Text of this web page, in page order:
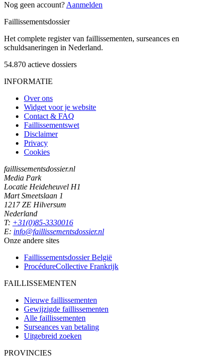
Nog geen account? Aanmelden
Faillissementsdossier
Het complete register van faillissementen, surseances en
schuldsaneringen in Nederland.
54.870 actieve dossiers
INFORMATIE
Over ons
Widget voor je website
Contact & FAQ
Faillissementswet
Disclaimer
Privacy
Cookies
faillissementsdossier.nl
Media Park
Locatie Heideheuvel H1
Mart Smeetslaan 1
1217 ZE Hilversum
Nederland
T: +31(0)85-3330016
E: info@faillissementsdossier.nl
Onze andere sites
Faillissementsdossier België
ProcédureCollective Frankrijk
FAILLISSEMENTEN
Nieuwe faillissementen
Gewijzigde faillissementen
Alle faillissementen
Surseances van betaling
Uitgebreid zoeken
PROVINCIES